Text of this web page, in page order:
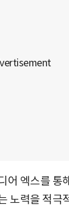
어 엑스를 통
노력을 적극